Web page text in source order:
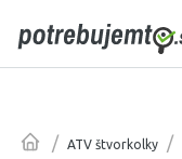
/ ATV štvorkolky /